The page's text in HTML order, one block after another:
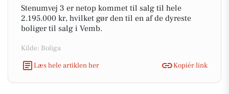
Stenumvej 3 er netop kommet til salg til hele
2.195.000 kr, hvilket gør den til en af de dyreste
boliger til salg i Vemb.
Kilde: Boliga
Læs hele artiklen her
Kopiér link